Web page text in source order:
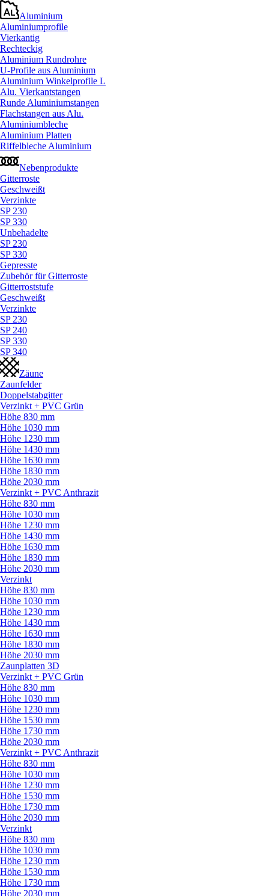
Aluminium
Aluminiumprofile
Vierkantig
Rechteckig
Aluminium Rundrohre
U-Profile aus Aluminium
Aluminium Winkelprofile L
Alu. Vierkantstangen
Runde Aluminiumstangen
Flachstangen aus Alu.
Aluminiumbleche
Aluminium Platten
Riffelbleche Aluminium
Nebenprodukte
Gitterroste
Geschweißt
Verzinkte
SP 230
SP 330
Unbehadelte
SP 230
SP 330
Gepresste
Zubehör für Gitterroste
Gitterroststufe
Geschweißt
Verzinkte
SP 230
SP 240
SP 330
SP 340
Zäune
Zaunfelder
Doppelstabgitter
Verzinkt + PVC Grün
Höhe 830 mm
Höhe 1030 mm
Höhe 1230 mm
Höhe 1430 mm
Höhe 1630 mm
Höhe 1830 mm
Höhe 2030 mm
Verzinkt + PVC Anthrazit
Höhe 830 mm
Höhe 1030 mm
Höhe 1230 mm
Höhe 1430 mm
Höhe 1630 mm
Höhe 1830 mm
Höhe 2030 mm
Verzinkt
Höhe 830 mm
Höhe 1030 mm
Höhe 1230 mm
Höhe 1430 mm
Höhe 1630 mm
Höhe 1830 mm
Höhe 2030 mm
Zaunplatten 3D
Verzinkt + PVC Grün
Höhe 830 mm
Höhe 1030 mm
Höhe 1230 mm
Höhe 1530 mm
Höhe 1730 mm
Höhe 2030 mm
Verzinkt + PVC Anthrazit
Höhe 830 mm
Höhe 1030 mm
Höhe 1230 mm
Höhe 1530 mm
Höhe 1730 mm
Höhe 2030 mm
Verzinkt
Höhe 830 mm
Höhe 1030 mm
Höhe 1230 mm
Höhe 1530 mm
Höhe 1730 mm
Höhe 2030 mm